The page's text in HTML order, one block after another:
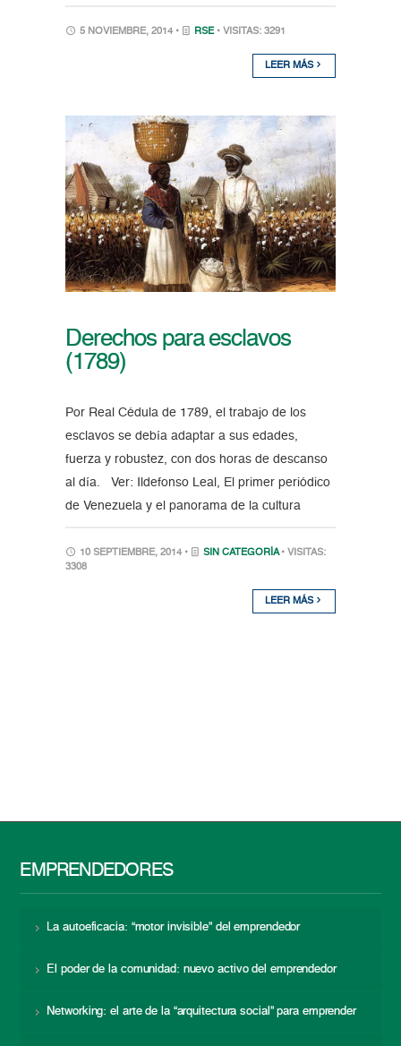
5 NOVIEMBRE, 2014 • RSE • VISITAS: 3291
LEER MÁS
Derechos para esclavos
(1789)
Por Real Cédula de 1789, el trabajo de los
esclavos se debía adaptar a sus edades,
fuerza y robustez, con dos horas de descanso
al día. Ver: Ildefonso Leal, El primer periódico
de Venezuela y el panorama de la cultura
10 SEPTIEMBRE, 2014 • SIN CATEGORÍA • VISITAS:
3308
LEER MÁS
EMPRENDEDORES
La autoeficacia: “motor invisible” del emprendedor
El poder de la comunidad: nuevo activo del emprendedor
Networking: el arte de la “arquitectura social” para emprender